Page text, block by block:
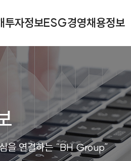
투자정보ESG경영채용정보
을 연결하는 “BH Group”